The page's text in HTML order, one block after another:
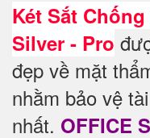
Két Sắt
Silver - Pro
đẹp về mặt
nhằm bảo vệ
nhất. OFFICE